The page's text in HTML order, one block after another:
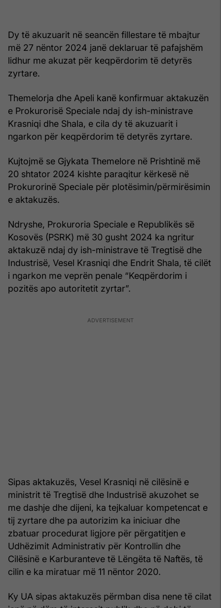
Dy të akuzuarit në seancën fillestare të mbajtur
më 27 nëntor 2024 janë deklaruar të pafajshëm
lidhur me akuzat për keqpërdorim të detyrës
zyrtare.
Themelorja dhe Apeli kanë konfirmuar aktakuzën
e Prokurorisë Speciale ndaj dy ish-ministrave
Krasniqi dhe Shala, e cila dy të akuzuarit i
ngarkon për keqpërdorim të detyrës zyrtare.
Kujtojmë se Gjykata Themelore në Prishtinë më
20 shtator 2024 kishte paraqitur kërkesë në
Prokurorinë Speciale për plotësimin/përmirësimin
e aktakuzës.
Ndryshe, Prokuroria Speciale e Republikës së
Kosovës (PSRK) më 30 gusht 2024 ka ngritur
aktakuzë ndaj dy ish-ministrave të Tregtisë dhe
Industrisë, Vesel Krasniqi dhe Endrit Shala, të cilët
i ngarkon me veprën penale “Keqpërdorim i
pozitës apo autoritetit zyrtar”.
Sipas aktakuzës, Vesel Krasniqi në cilësinë e
ministrit të Tregtisë dhe Industrisë akuzohet se
me dashje dhe dijeni, ka tejkaluar kompetencat e
tij zyrtare dhe pa autorizim ka iniciuar dhe
zbatuar procedurat ligjore për përgatitjen e
Udhëzimit Administrativ për Kontrollin dhe
Cilësinë e Karburanteve të Lëngëta të Naftës, të
cilin e ka miratuar më 11 nëntor 2020.
Ky UA sipas aktakuzës përmban disa nene të cilat